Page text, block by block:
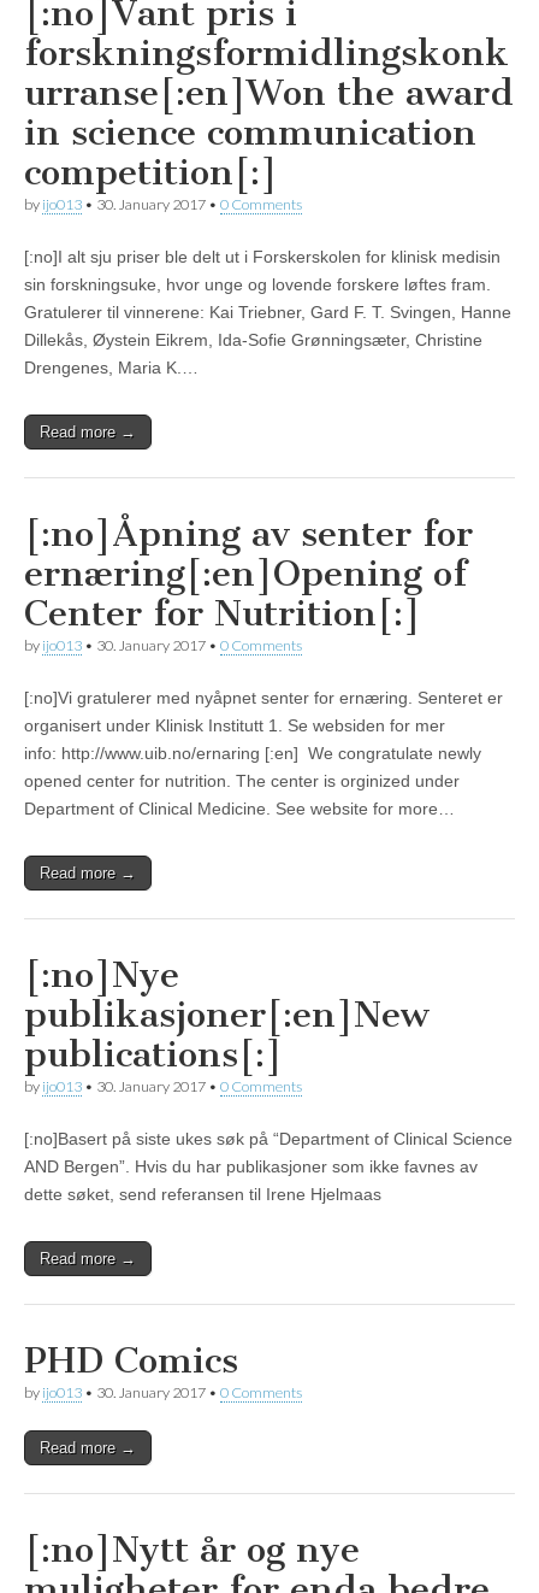
[:no]Vant pris i
forskningsformidlingskonk
urranse[:en]Won the award
in science communication
competition[:]
by ijo013 • 30. January 2017 • 0 Comments
[:no]I alt sju priser ble delt ut i Forskerskolen for klinisk medisin
sin forskningsuke, hvor unge og lovende forskere løftes fram.
Gratulerer til vinnerene: Kai Triebner, Gard F. T. Svingen, Hanne
Dillekås, Øystein Eikrem, Ida-Sofie Grønningsæter, Christine
Drengenes, Maria K.…
Read more →
[:no]Åpning av senter for
ernæring[:en]Opening of
Center for Nutrition[:]
by ijo013 • 30. January 2017 • 0 Comments
[:no]Vi gratulerer med nyåpnet senter for ernæring. Senteret er
organisert under Klinisk Institutt 1. Se websiden for mer
info: http://www.uib.no/ernaring [:en] We congratulate newly
opened center for nutrition. The center is orginized under
Department of Clinical Medicine. See website for more…
Read more →
[:no]Nye
publikasjoner[:en]New
publications[:]
by ijo013 • 30. January 2017 • 0 Comments
[:no]Basert på siste ukes søk på “Department of Clinical Science
AND Bergen”. Hvis du har publikasjoner som ikke favnes av
dette søket, send referansen til Irene Hjelmaas
Read more →
PHD Comics
by ijo013 • 30. January 2017 • 0 Comments
Read more →
[:no]Nytt år og nye